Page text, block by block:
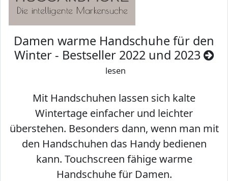
Damen warme Handschuhe für den
Winter - Bestseller 2022 und 2023
lesen
Mit Handschuhen lassen sich kalte
Wintertage einfacher und leichter
überstehen. Besonders dann, wenn man mit
den Handschuhen das Handy bedienen
kann. Touchscreen fähige warme
Handschuhe für Damen.